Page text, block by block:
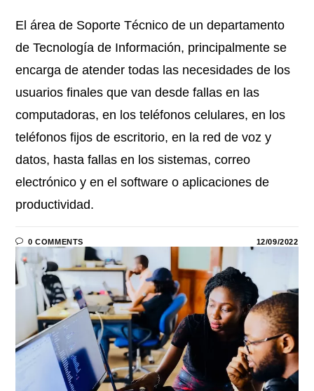
El área de Soporte Técnico de un departamento
de Tecnología de Información, principalmente se
encarga de atender todas las necesidades de los
usuarios finales que van desde fallas en las
computadoras, en los teléfonos celulares, en los
teléfonos fijos de escritorio, en la red de voz y
datos, hasta fallas en los sistemas, correo
electrónico y en el software o aplicaciones de
productividad.
0 COMMENTS 12/09/2022